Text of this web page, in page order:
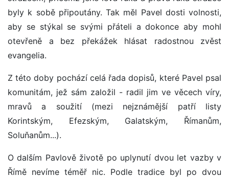
byly k sobě připoutány. Tak měl Pavel dosti volnosti,
aby se stýkal se svými přáteli a dokonce aby mohl
otevřeně a bez překážek hlásat radostnou zvěst
evangelia.
Z této doby pochází celá řada dopisů, které Pavel psal
komunitám, jež sám založil - radil jim ve věcech víry,
mravů a soužití (mezi nejznámější patří listy
Korintským, Efezským, Galatským, Římanům,
Soluňanům...).
O dalším Pavlově životě po uplynutí dvou let vazby v
Římě nevíme téměř nic. Podle tradice byl po dvou